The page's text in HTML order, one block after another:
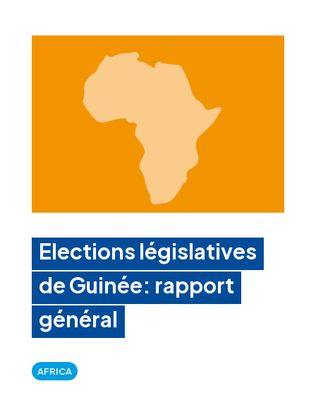
Elections législatives
de Guinée: rapport
général
AFRICA